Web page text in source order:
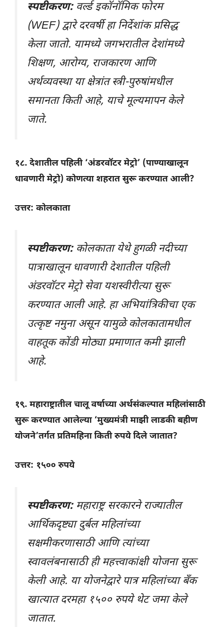
स्पष्टीकरण:वर्ल्ड इकॉनॉमिक फोरम
(WEF) द्वारे दरवर्षी हा निर्देशांक प्रसिद्ध
केला जातो. यामध्ये जगभरातील देशांमध्ये
शिक्षण, आरोग्य, राजकारण आणि
अर्थव्यवस्था या क्षेत्रांत स्त्री-पुरुषांमधील
समानता किती आहे, याचे मूल्यमापन केले
जाते.
१८. देशातील पहिली ‘अंडरवॉटर मेट्रो’ (पाण्याखालून
धावणारी मेट्रो) कोणत्या शहरात सुरू करण्यात आली?
उत्तर: कोलकाता
स्पष्टीकरण:कोलकाता येथे हुगळी नदीच्या
पात्राखालून धावणारी देशातील पहिली
अंडरवॉटर मेट्रो सेवा यशस्वीरीत्या सुरू
करण्यात आली आहे. हा अभियांत्रिकीचा एक
उत्कृष्ट नमुना असून यामुळे कोलकातामधील
वाहतूक कोंडी मोठ्या प्रमाणात कमी झाली
आहे.
१९. महाराष्ट्रातील चालू वर्षाच्या अर्थसंकल्पात महिलांसाठी
सुरू करण्यात आलेल्या ‘मुख्यमंत्री माझी लाडकी बहीण
योजने’तर्गत प्रतिमहिना किती रुपये दिले जातात?
उत्तर: १५०० रुपये
स्पष्टीकरण:महाराष्ट्र सरकारने राज्यातील
आर्थिकदृष्ट्या दुर्बल महिलांच्या
सक्षमीकरणासाठी आणि त्यांच्या
स्वावलंबनासाठी ही महत्त्वाकांक्षी योजना सुरू
केली आहे. या योजनेद्वारे पात्र महिलांच्या बँक
खात्यात दरमहा १५०० रुपये थेट जमा केले
जातात.